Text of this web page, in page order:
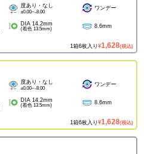
度あり・なし
±0.00~-8.00
ワンデー
DIA 14.2mm
(着色 13.5mm) 8.6mm
1箱6枚入り ¥1,628(税込)
度あり・なし
±0.00~-8.00
ワンデー
DIA 14.2mm
(着色 13.5mm) 8.6mm
1箱6枚入り ¥1,628(税込)